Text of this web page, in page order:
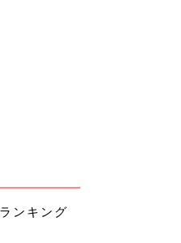
ンスの乱れ、不規則な生活な
れると、血行不良を招き冷え
ンキング